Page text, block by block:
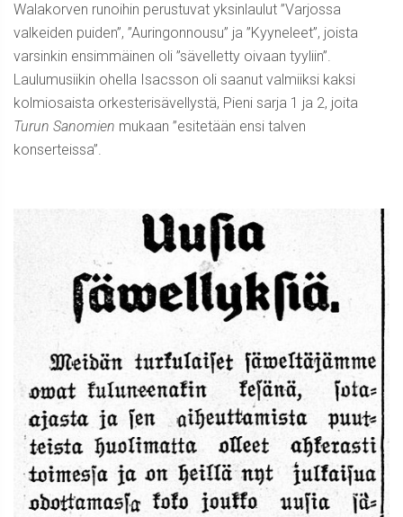
Walakorven runoihin perustuvat yksinlaulut ”Varjossa
valkeiden puiden”, ”Auringonnousu” ja ”Kyyneleet”, joista
varsinkin ensimmäinen oli ”sävelletty oivaan tyyliin”.
Laulumusiikin ohella Isacsson oli saanut valmiiksi kaksi
kolmiosaista orkesterisävellystä, Pieni sarja 1 ja 2, joita
Turun Sanomien mukaan ”esitetään ensi talven
konserteissa”.